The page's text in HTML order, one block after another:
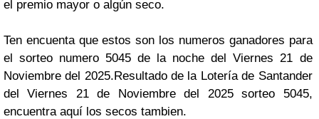
el premio mayor o algún seco.
Ten encuenta que estos son los numeros ganadores para
el sorteo numero 5045 de la noche del Viernes 21 de
Noviembre del 2025.Resultado de la Lotería de Santander
del Viernes 21 de Noviembre del 2025 sorteo 5045,
encuentra aquí los secos tambien.